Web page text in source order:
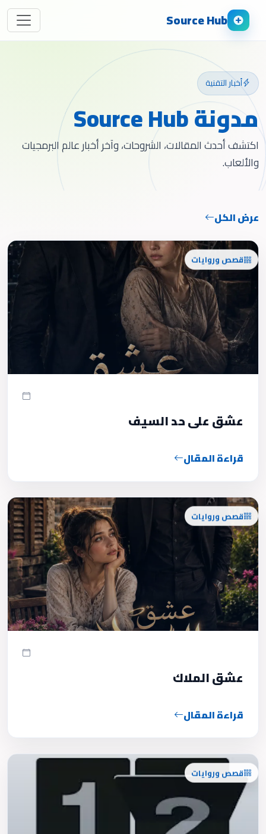
Source Hub
أخبار التقنية
مدونة Source Hub
اكتشف أحدث المقالات، الشروحات، وآخر أخبار عالم البرمجيات
والألعاب.
عرض الكل
قصص وروايات
عشق على حد السيف
قراءة المقال
قصص وروايات
عشق الملاك
قراءة المقال
قصص وروايات